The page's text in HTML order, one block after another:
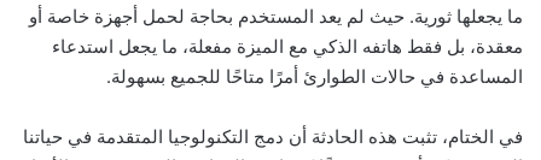
ما يجعلها ثورية. حيث لم يعد المستخدم بحاجة لحمل أجهزة خاصة أو
معقدة، بل فقط هاتفه الذكي مع الميزة مفعلة، ما يجعل استدعاء
المساعدة في حالات الطوارئ أمرًا متاحًا للجميع بسهولة.
في الختام، تثبت هذه الحادثة أن دمج التكنولوجيا المتقدمة في حياتنا